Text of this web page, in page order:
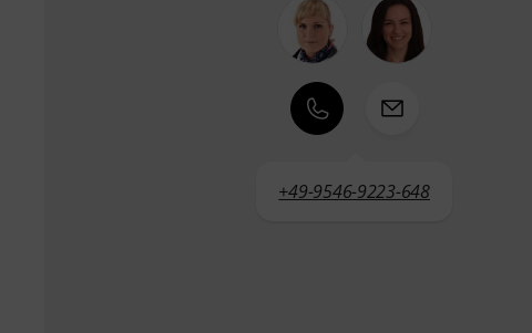
+49-9546-9223-648